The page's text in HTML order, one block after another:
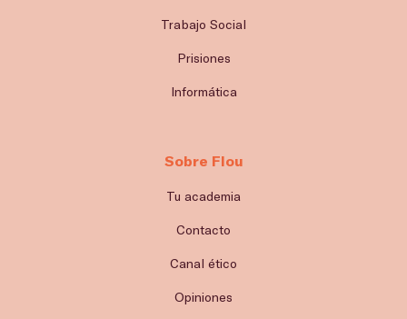
Trabajo Social
Prisiones
Informática
Sobre Flou
Tu academia
Contacto
Canal ético
Opiniones